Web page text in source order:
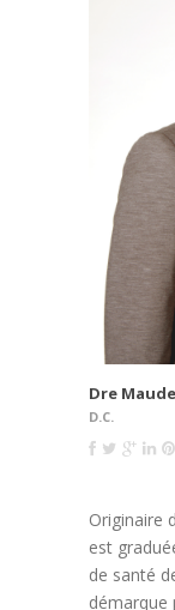
Dre
D.C.
Originaire
est
de santé
démarque